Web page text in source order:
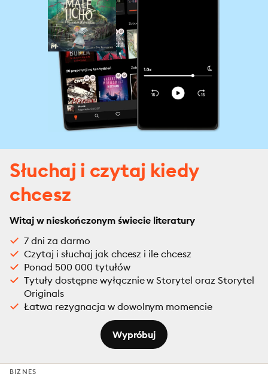
Słuchaj i czytaj kiedy
chcesz
Witaj w nieskończonym świecie literatury
7 dni za darmo
Czytaj i słuchaj jak chcesz i ile chcesz
Ponad 500 000 tytułów
Tytuły dostępne wyłącznie w Storytel oraz Storytel
Originals
Łatwa rezygnacja w dowolnym momencie
Wypróbuj
BIZNES